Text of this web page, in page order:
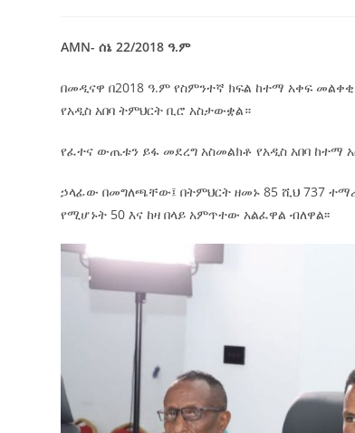
AMN- ሰኔ 22/2018 ዓ.ም
በመዲናዋ በ2018 ዓ.ም የስምንተኛ ክፍል ከተማ አቀፍ
የአዲስ አበባ ትምህርት ቢሮ አስታውቋል።
የፈተና ውጤቱን ይፋ መደረግ አስመልክቶ የአዲስ አበባ ከተማ
ኃላፊው በመግለጫቸው፤ በትምህርት ዘመኑ 85 ሺህ 737
የሚሆኑት 50 እና ከዛ በላይ አምጥተው አልፈዋል ብለዋል፡፡